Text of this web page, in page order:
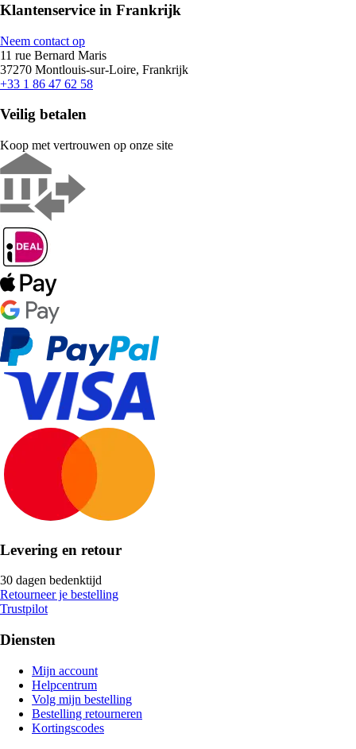
Klantenservice in Frankrijk
Neem contact op
11 rue Bernard Maris
37270 Montlouis-sur-Loire, Frankrijk
+33 1 86 47 62 58
Veilig betalen
Koop met vertrouwen op onze site
Levering en retour
30 dagen bedenktijd
Retourneer je bestelling
Trustpilot
Diensten
Mijn account
Helpcentrum
Volg mijn bestelling
Bestelling retourneren
Kortingscodes